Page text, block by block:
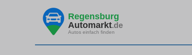
Regensburg
Automarkt.de
Autos einfach finden